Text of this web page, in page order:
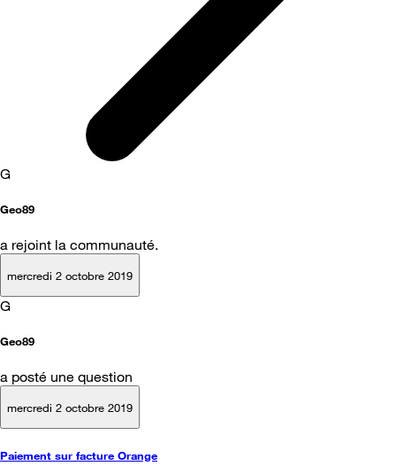
G
Geo89
a rejoint la communauté.
mercredi 2 octobre 2019
G
Geo89
a posté une question
mercredi 2 octobre 2019
Paiement sur facture Orange